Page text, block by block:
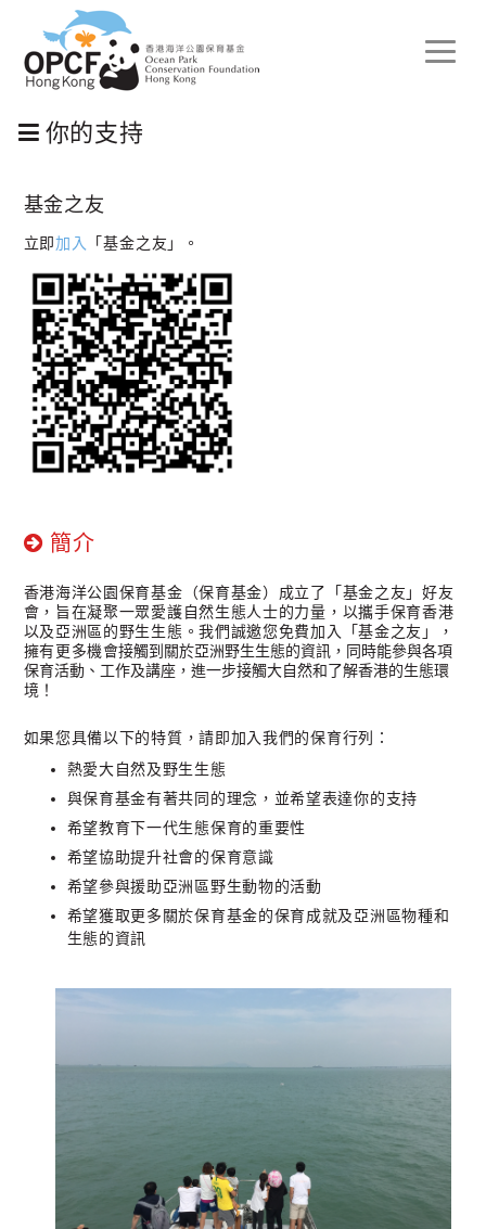
Toggle
你的支持
基金之友
立即加入 「基金之友」 。
簡介
香港海洋公園保育基金（保育基金）成立了「基金之友」好友
會，旨在凝聚一眾愛護自然生態人士的力量，以攜手保育香港
以及亞洲區的野生生態。我們誠邀您免費加入「基金之友」，
擁有更多機會接觸到關於亞洲野生生態的資訊，同時能參與各項
保育活動、工作及講座，進一步接觸大自然和了解香港的生態環
境！
如果您具備以下的特質，請即加入我們的保育行列：
熱愛大自然及野生生態
與保育基金有著共同的理念，並希望表達你的支持
希望教育下一代生態保育的重要性
希望協助提升社會的保育意識
希望參與援助亞洲區野生動物的活動
希望獲取更多關於保育基金的保育成就及亞洲區物種和
生態的資訊